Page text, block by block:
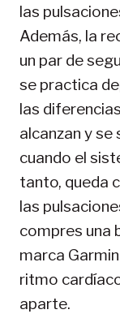
las
Además, la
un par de
se practica
las
alcanzan y se
cuando el
tanto, queda
las
compres una
marca
ritmo
aparte.